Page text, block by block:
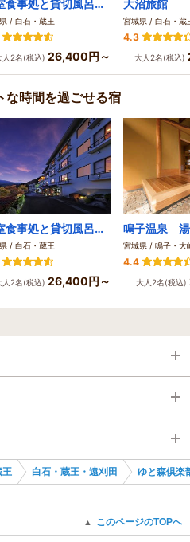
個室食事処と貸切風呂が愉しめる宿 かっぱの宿旅館三治郎
/ 白石・蔵王
人2名(税込) 26,400円～
大沼旅館
宮城県 / 白石・蔵
4.3
大人2名(税込)
な時間を過ごせる宿
個室食事処と貸切風呂が愉しめる宿 かっぱの宿旅館三治郎
/ 白石・蔵王
人2名(税込) 26,400円～
宮城県 / 鳴子・大
4.4
大人2名(税込)
王 白石・蔵王・遠刈田 ゆと森倶楽
▲ このページのTOPへ